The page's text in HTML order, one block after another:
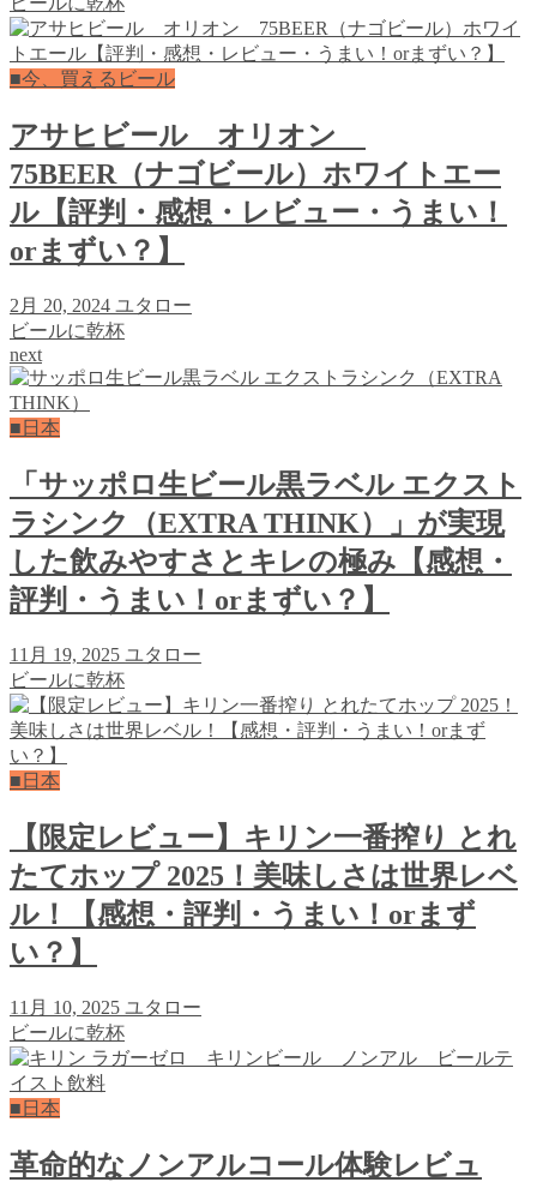
■今、買えるビール
アサヒビール オリオン
75BEER（ナゴビール）ホワイトエー
ル【評判・感想・レビュー・うまい！
orまずい？】
2月 20, 2024 ユタロー
ビールに乾杯
next
■日本
「サッポロ生ビール黒ラベル エクスト
ラシンク（EXTRA THINK）」が実現
した飲みやすさとキレの極み【感想・
評判・うまい！orまずい？】
11月 19, 2025 ユタロー
ビールに乾杯
■日本
【限定レビュー】キリン一番搾り とれ
たてホップ 2025！美味しさは世界レベ
ル！【感想・評判・うまい！orまず
い？】
11月 10, 2025 ユタロー
ビールに乾杯
■日本
革命的なノンアルコール体験レビュ